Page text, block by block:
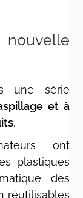
une série
et à
.
ont
plastiques
des
réutilisables